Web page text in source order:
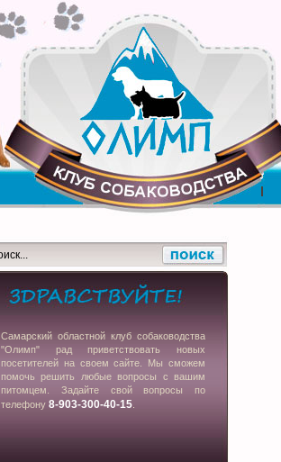
Самарский областной клуб собаководства
"Олимп" рад приветствовать новых
посетителей на своем сайте. Мы сможем
помочь решить любые вопросы с вашим
питомцем. Задайте свой вопросы по
телефону 8-903-300-40-15